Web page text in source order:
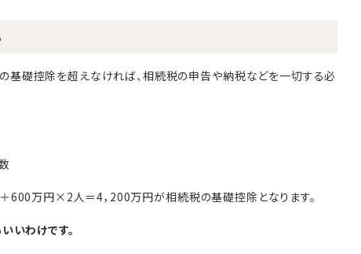
基礎控除を超えなければ、相続税の申告や納税などを一切する必
万円×2人＝4，200万円が相続税の基礎控除となります。
いわけです。